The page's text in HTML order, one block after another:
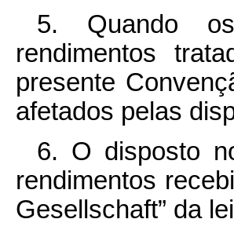
5. Quando
rendimentos
presente
afetados pelas
6. O disposto
rendimentos
Gesellschaft” da